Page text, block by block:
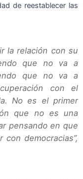
de reestablecer las
la relación con su
que no va a
que no va a
con el
No es el primer
que no es una
pensando en que
democracias”,